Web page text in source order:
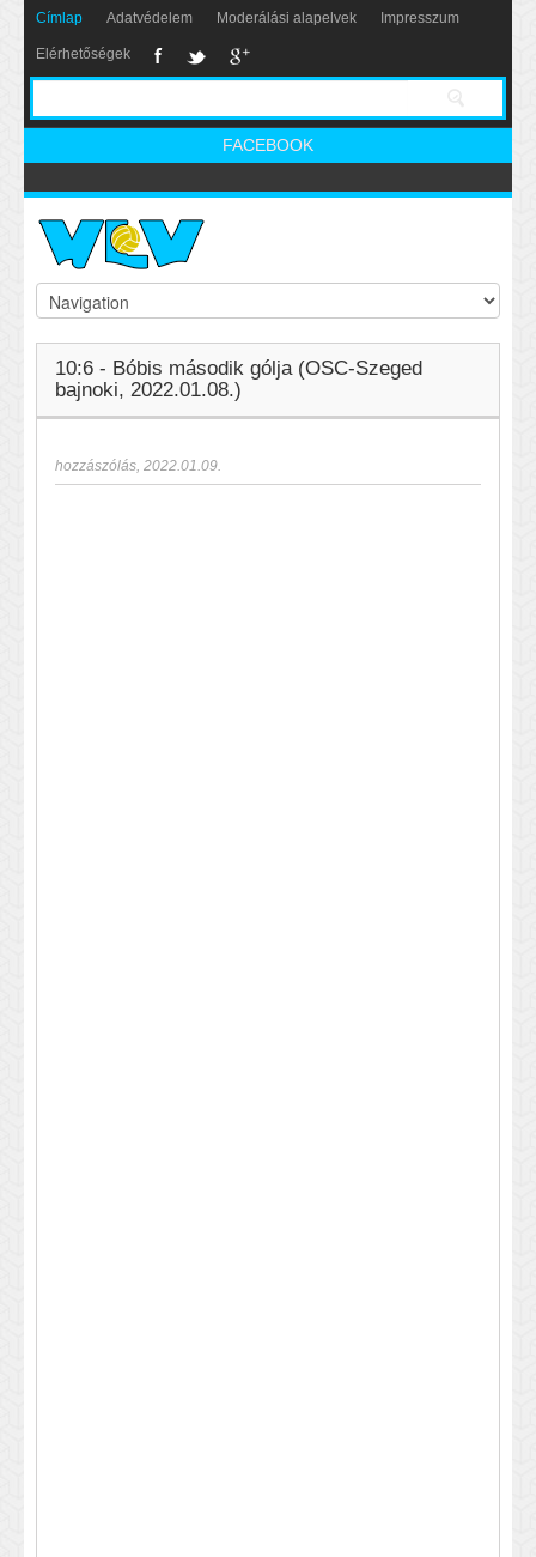
Címlap Adatvédelem Moderálási alapelvek Impresszum
Elérhetőségek
FACEBOOK
10:6 - Bóbis második gólja (OSC-Szeged
bajnoki, 2022.01.08.)
hozzászólás, 2022.01.09.